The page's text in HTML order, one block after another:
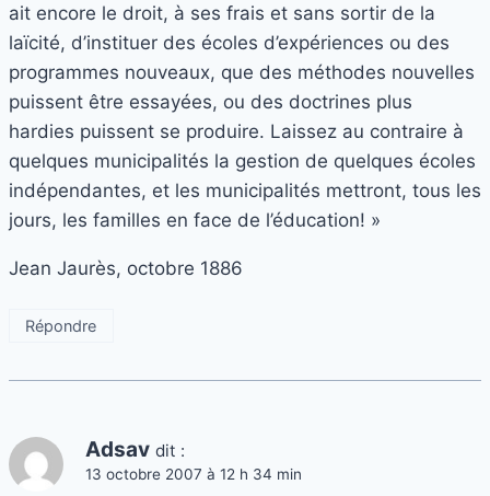
ait encore le droit, à ses frais et sans sortir de la
laïcité, d’instituer des écoles d’expériences ou des
programmes nouveaux, que des méthodes nouvelles
puissent être essayées, ou des doctrines plus
hardies puissent se produire. Laissez au contraire à
quelques municipalités la gestion de quelques écoles
indépendantes, et les municipalités mettront, tous les
jours, les familles en face de l’éducation! »
Jean Jaurès, octobre 1886
Répondre
Adsav dit :
13 octobre 2007 à 12 h 34 min